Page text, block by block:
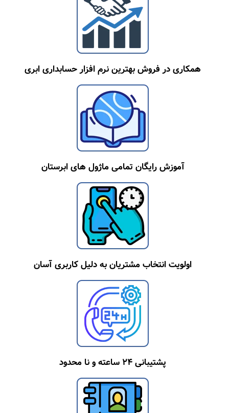
همکاری در فروش بهترین نرم افزار حسابداری ابری
آموزش رایگان تمامی ماژول های ابرستان
اولویت انتخاب مشتریان به دلیل کاربری آسان
پشتیبانی ۲۴ ساعته و نا محدود